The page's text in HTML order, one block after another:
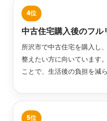
中古住宅購入後のフル
所沢市で中古住宅を購入し
整えたい方に向いています
ことで、生活後の負担を減ら